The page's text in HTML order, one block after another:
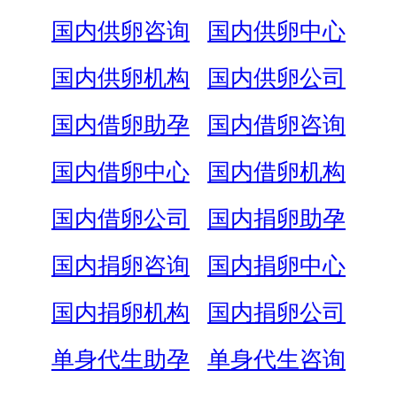
国内供卵咨询
国内供卵中心
国内供卵机构
国内供卵公司
国内借卵助孕
国内借卵咨询
国内借卵中心
国内借卵机构
国内借卵公司
国内捐卵助孕
国内捐卵咨询
国内捐卵中心
国内捐卵机构
国内捐卵公司
单身代生助孕
单身代生咨询